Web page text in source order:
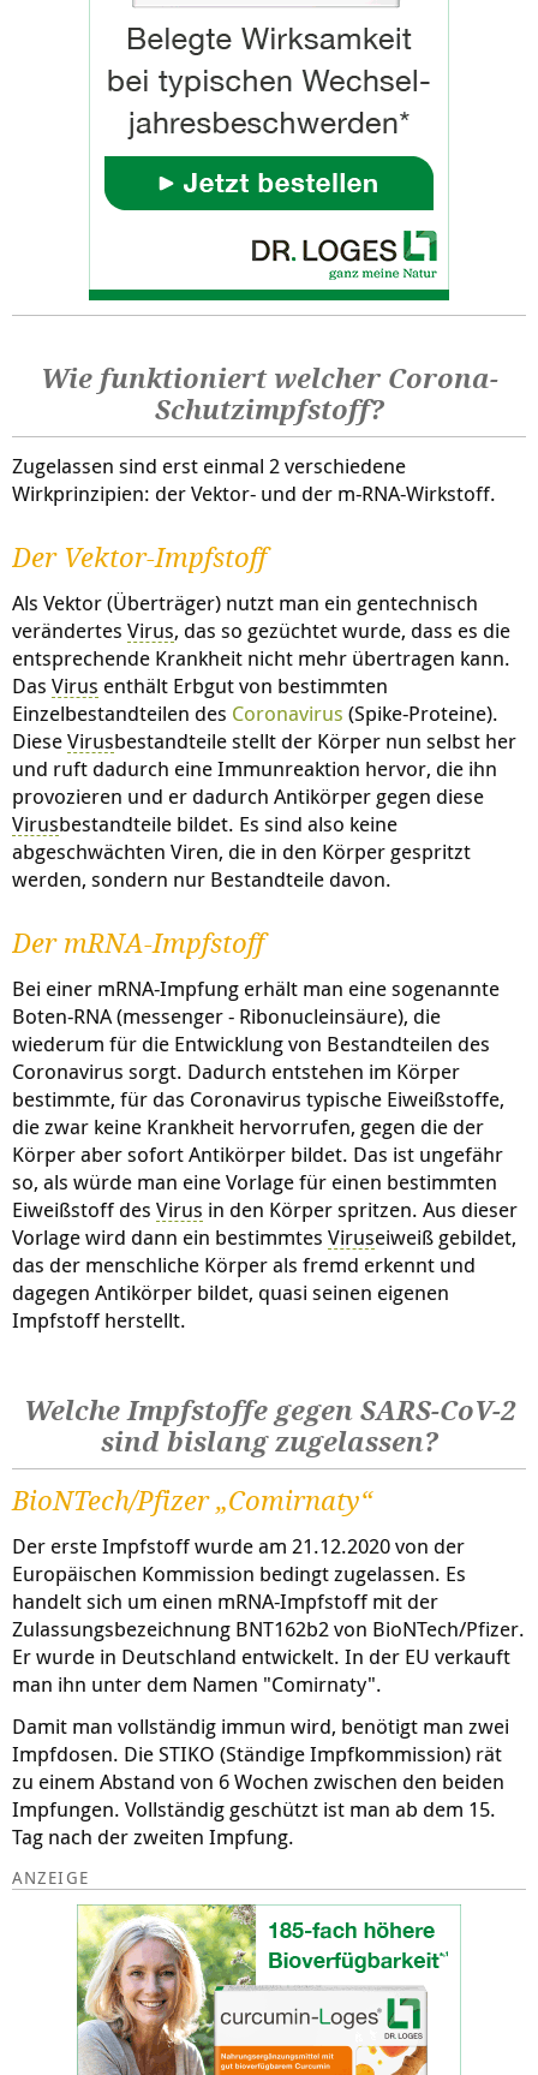
Wie funktioniert welcher Corona-
Schutzimpfstoff?
Zugelassen sind erst einmal 2 verschiedene
Wirkprinzipien: der Vektor- und der m-RNA-Wirkstoff.
Der Vektor-Impfstoff
Als Vektor (Überträger) nutzt man ein gentechnisch
verändertes Virus, das so gezüchtet wurde, dass es die
entsprechende Krankheit nicht mehr übertragen kann.
Das Virus enthält Erbgut von bestimmten
Einzelbestandteilen des Coronavirus (Spike-Proteine).
DieseVirusbestandteile stellt der Körper nun selbst her
und ruft dadurch eine Immunreaktion hervor, die ihn
provozieren und er dadurch Antikörper gegen diese
Virusbestandteile bildet. Es sind also keine
abgeschwächten Viren, die in den Körper gespritzt
werden, sondern nur Bestandteile davon.
Der mRNA-Impfstoff
Bei einer mRNA-Impfung erhält man eine sogenannte
Boten-RNA (messenger - Ribonucleinsäure), die
wiederum für die Entwicklung von Bestandteilen des
Coronavirus sorgt. Dadurch entstehen im Körper
bestimmte, für das Coronavirus typische Eiweißstoffe,
die zwar keine Krankheit hervorrufen, gegen die der
Körper aber sofort Antikörper bildet. Das ist ungefähr
so, als würde man eine Vorlage für einen bestimmten
Eiweißstoff des Virus in den Körper spritzen. Aus dieser
Vorlage wird dann ein bestimmtes Viruseiweiß gebildet,
das der menschliche Körper als fremd erkennt und
dagegen Antikörper bildet, quasi seinen eigenen
Impfstoff herstellt.
Welche Impfstoffe gegen SARS-CoV-2
sind bislang zugelassen?
BioNTech/Pfizer „Comirnaty“
Der erste Impfstoff wurde am 21.12.2020 von der
Europäischen Kommission bedingt zugelassen. Es
handelt sich um einen mRNA-Impfstoff mit der
Zulassungsbezeichnung BNT162b2 von BioNTech/Pfizer.
Er wurde in Deutschland entwickelt. In der EU verkauft
man ihn unter dem Namen "Comirnaty".
Damit man vollständig immun wird, benötigt man zwei
Impfdosen. Die STIKO (Ständige Impfkommission) rät
zu einem Abstand von 6 Wochen zwischen den beiden
Impfungen. Vollständig geschützt ist man ab dem 15.
Tag nach der zweiten Impfung.